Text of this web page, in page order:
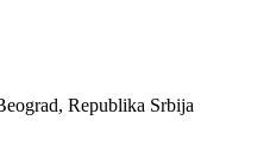
Republika Srbija